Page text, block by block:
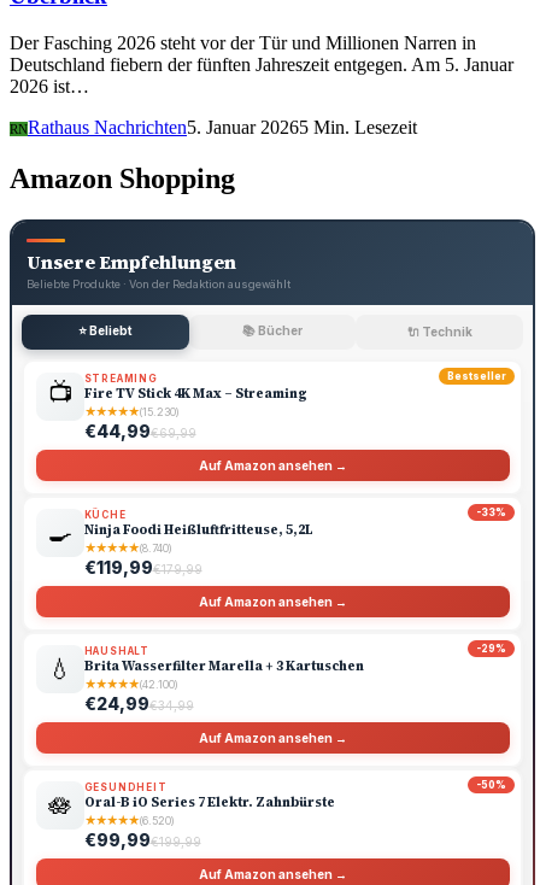
Der Fasching 2026 steht vor der Tür und Millionen Narren in
Deutschland fiebern der fünften Jahreszeit entgegen. Am 5. Januar
2026 ist…
RNRathaus Nachrichten5. Januar 20265 Min. Lesezeit
Amazon Shopping
Unsere Empfehlungen
Beliebte Produkte · Von der Redaktion ausgewählt
⭐ Beliebt 📚 Bücher 🔌 Technik
Bestseller
📺 STREAMING
Fire TV Stick 4K Max – Streaming
★★★★★(15.230)
€44,99€69,99
Auf Amazon ansehen →
-33%
🍳
KÜCHE
Ninja Foodi Heißluftfritteuse, 5,2L
★★★★★(8.740)
€119,99€179,99
Auf Amazon ansehen →
-29%
💧
HAUSHALT
Brita Wasserfilter Marella + 3 Kartuschen
★★★★★(42.100)
€24,99€34,99
Auf Amazon ansehen →
-50%
🪷
GESUNDHEIT
Oral-B iO Series 7 Elektr. Zahnbürste
★★★★★(6.520)
€99,99€199,99
Auf Amazon ansehen →